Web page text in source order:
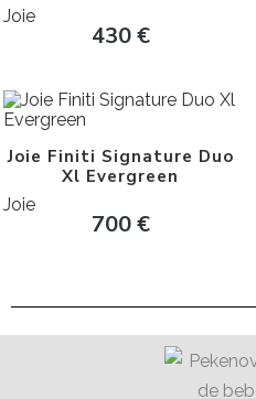
Joie
430€
Joie Finiti Signature Duo
Xl Evergreen
Joie
700€